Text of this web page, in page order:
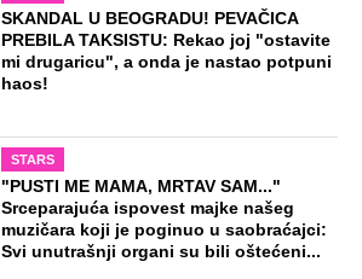
SKANDAL U BEOGRADU! PEVAČICA
PREBILA TAKSISTU: Rekao joj "ostavite
mi drugaricu", a onda je nastao potpuni
haos!
STARS
"PUSTI ME MAMA, MRTAV SAM..."
Srceparajuća ispovest majke našeg
muzičara koji je poginuo u saobraćajci:
Svi unutrašnji organi su bili oštećeni...